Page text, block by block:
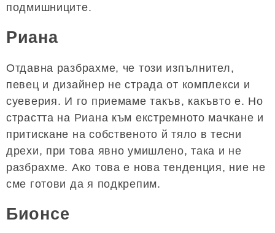
подмишниците.
Риана
Отдавна разбрахме, че този изпълнител,
певец и дизайнер не страда от комплекси и
суеверия. И го приемаме такъв, какъвто е. Но
страстта на Риана към екстремното мачкане и
притискане на собственото й тяло в тесни
дрехи, при това явно умишлено, така и не
разбрахме. Ако това е нова тенденция, ние не
сме готови да я подкрепим.
Бионсе